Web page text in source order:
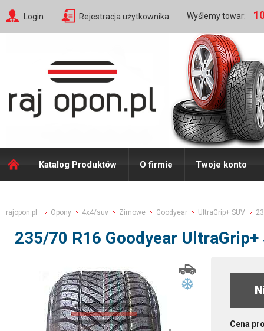
Login Rejestracja użytkownika Wyślemy towar:
Katalog Produktów O firmie Twoje konto
rajopon.pl Opony 4x4/suv Zimowe Goodyear UltraGrip+ SUV
235/70 R16 Goodyear
Cena